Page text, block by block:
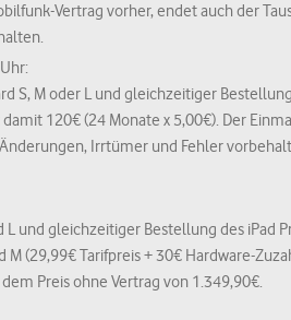
Vertrag vorher, endet auch der
S, M oder L und gleichzeitiger
120€ (24 Monate x 5,00€). Der
Irrtümer und Fehler
L und gleichzeitiger Bestellung des iPad
(29,99€ Tarifpreis + 30€ Hardware-
Preis ohne Vertrag von 1.349,90€.